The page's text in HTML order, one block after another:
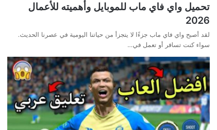
تحميل واي فاي ماب للموبايل وأهميته للأعمال
2026
لقد أصبح واي فاي ماب جزءًا لا يتجزأ من حياتنا اليومية في عصرنا الحديث.
سواء كنت تسافر أو تعمل في…